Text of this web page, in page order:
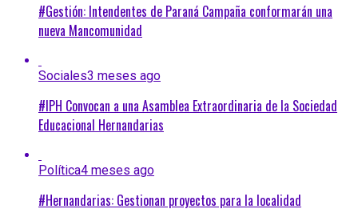
#Gestión: Intendentes de Paraná Campaña conformarán una
nueva Mancomunidad
Sociales3 meses ago
#IPH Convocan a una Asamblea Extraordinaria de la Sociedad
Educacional Hernandarias
Política4 meses ago
#Hernandarias: Gestionan proyectos para la localidad